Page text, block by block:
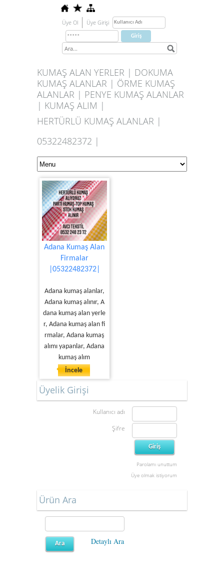
Üye Ol Üye Girişi
KUMAŞ ALAN YERLER | DOKUMA
KUMAŞ ALANLAR | ÖRME KUMAŞ
ALANLAR | PENYE KUMAŞ ALANLAR
| KUMAŞ ALIM |
HERTÜRLÜ KUMAŞ ALANLAR |
05322482372 |
Adana Kumaş Alan
Firmalar
|05322482372|
Adana kumaş alanlar,
Adana kumaş alınır, A
dana kumaş alan yerle
r, Adana kumaş alan fi
rmalar, Adana kumaş
alımı yapanlar, Adana
kumaş alım
İncele
Üyelik Girişi
Kullanıcı adı
Şifre
Parolamı unuttum
Üye olmak istiyorum
Ürün Ara
Detaylı Ara